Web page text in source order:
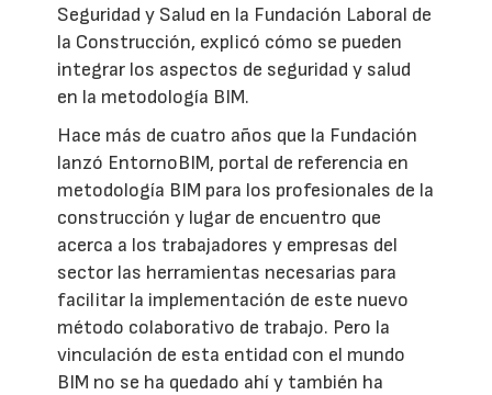
Seguridad y Salud en la Fundación Laboral de
la Construcción, explicó cómo se pueden
integrar los aspectos de seguridad y salud
en la metodología BIM.
Hace más de cuatro años que la Fundación
lanzó EntornoBIM, portal de referencia en
metodología BIM para los profesionales de la
construcción y lugar de encuentro que
acerca a los trabajadores y empresas del
sector las herramientas necesarias para
facilitar la implementación de este nuevo
método colaborativo de trabajo. Pero la
vinculación de esta entidad con el mundo
BIM no se ha quedado ahí y también ha